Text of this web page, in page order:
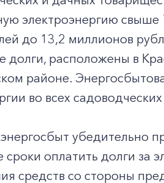
электроэнергию свыше
до 13,2 миллионов
долги, расположены в
районе.
во всех
убедительно
сроки оплатить долги за
средств со стороны